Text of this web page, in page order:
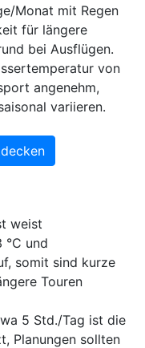
Monat mit Regen
für längere
bei Ausflügen.
von
angenehm,
variieren.
weist
und
somit sind kurze
Touren
5 Std./Tag ist die
Planungen sollten